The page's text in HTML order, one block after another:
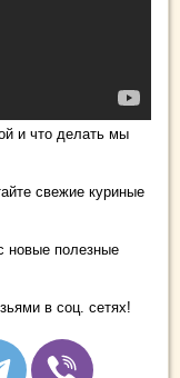
и что делать мы
свежие куриные
новые полезные
в соц. сетях!